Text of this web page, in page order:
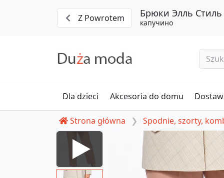
Z Powrotem Брюки Элль Стиль
капучино
Dla dzieci Akcesoria do domu
Strona główna Spodnie, szorty,